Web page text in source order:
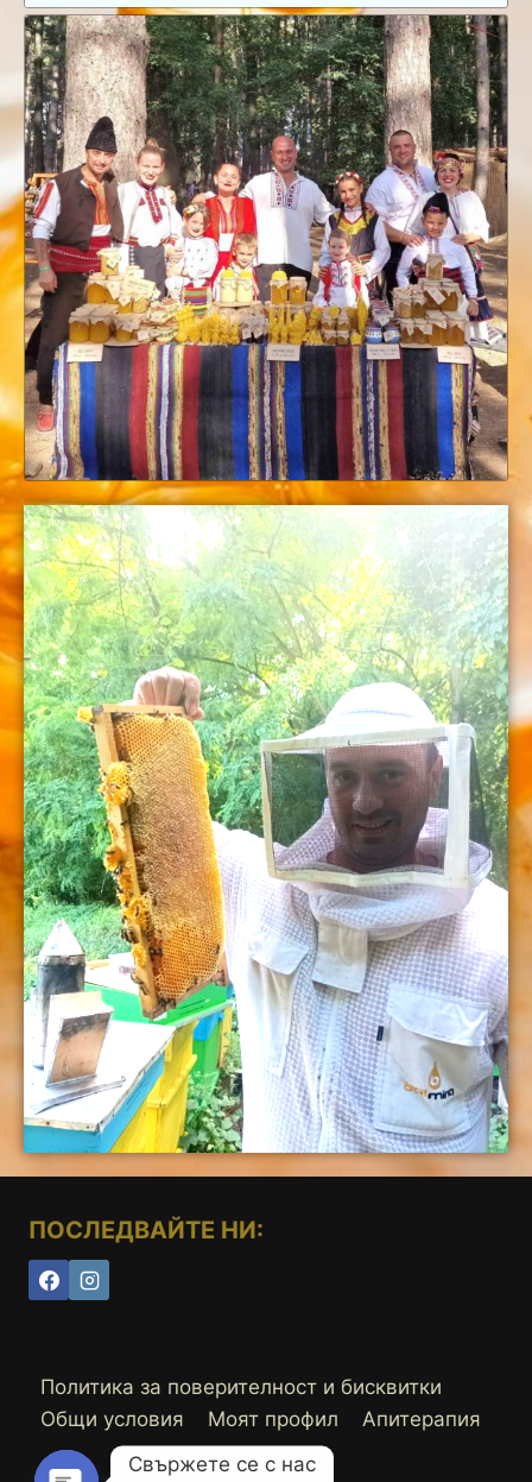
ПОСЛЕДВАЙТЕ НИ:
Политика за поверителност и бисквитки
Общи условия
Моят профил
Апитерапия
Свържете се с нас